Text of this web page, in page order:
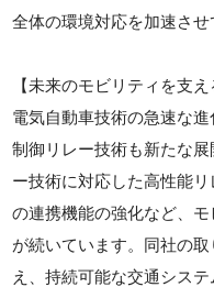
全体の環境対応を加速させ
【未来のモビリティを支え
電気自動車技術の急速な
制御リレー技術も新たな
ー技術に対応した高性能
の連携機能の強化など、
が続いています。同社の
え、持続可能な交通シス